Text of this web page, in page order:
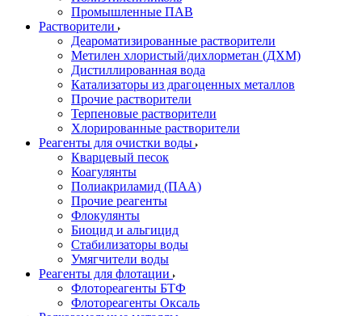
Промышленные ПАВ
Растворители
Деароматизированные растворители
Метилен хлористый/дихлорметан (ДХМ)
Дистиллированная вода
Катализаторы из драгоценных металлов
Прочие растворители
Терпеновые растворители
Хлорированные растворители
Реагенты для очистки воды
Кварцевый песок
Коагулянты
Полиакриламид (ПАА)
Прочие реагенты
Флокулянты
Биоцид и альгицид
Стабилизаторы воды
Умягчители воды
Реагенты для флотации
Флотореагенты БТФ
Флотореагенты Оксаль